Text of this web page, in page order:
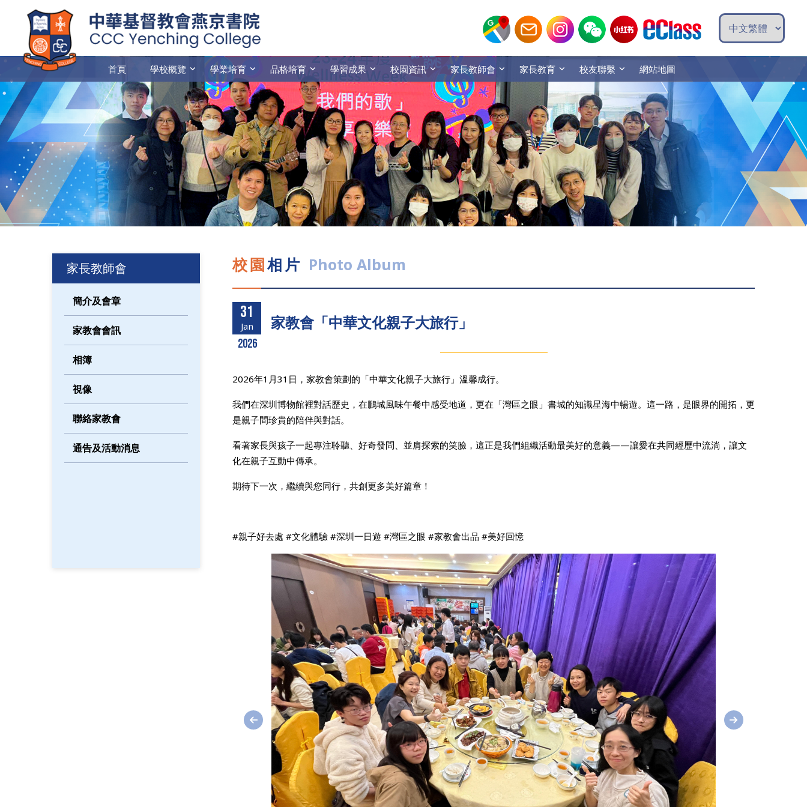
首頁 學校概覽 學業培育 品格培育 學習成果 校園資訊 家長教師會 家長教育 校友聯繫 網站地圖
家長教師會
簡介及會章
家教會會訊
相簿
視像
聯絡家教會
通告及活動消息
校園相片 Photo Album
31
Jan
2026
家教會「中華文化親子大旅行」
2026年1月31日，家教會策劃的「中華文化親子大旅行」溫馨成行。
我們在深圳博物館裡對話歷史，在鵬城風味午餐中感受地道，更在「灣區之眼」書城的知識星海中暢遊。這一路，是眼界的開拓，更
是親子間珍貴的陪伴與對話。
看著家長與孩子一起專注聆聽、好奇發問、並肩探索的笑臉，這正是我們組織活動最美好的意義——讓愛在共同經歷中流淌，讓文
化在親子互動中傳承。
期待下一次，繼續與您同行，共創更多美好篇章！
#親子好去處 #文化體驗 #深圳一日遊 #灣區之眼 #家教會出品 #美好回憶